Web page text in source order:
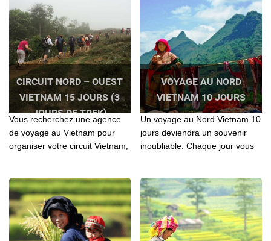
CIRCUIT NORD – OUEST
VIETNAM 15 JOURS (3
JOURS DE TREK)
Vous recherchez une agence
de voyage au Vietnam pour
organiser votre circuit Vietnam,
pour vos séjours
VOYAGE AU NORD
VIETNAM 10 JOURS
Un voyage au Nord Vietnam 10
jours deviendra un souvenir
inoubliable. Chaque jour vous